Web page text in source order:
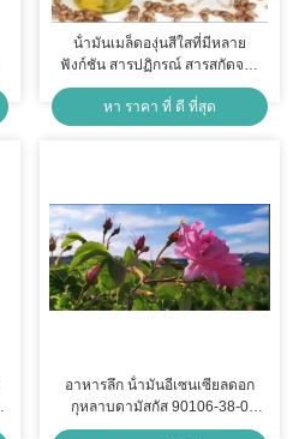
น้ํามันเมล็ดองุ่นสีใสที่มีหลาย
ฟังก์ชัน สารปฏิกรณ์ สารสกัดจาก
เมล็ดองุ่น Vitis Vinifera สําหรับ
การดูแลผิวหนังที่มีประสิทธิภาพสูง
หา ราคา ที่ ดี ที่สุด
อาหารลึก น้ํามันอีเซนเซียลดอก
กุหลาบดามัสกัส 90106-38-0
8007-01-0